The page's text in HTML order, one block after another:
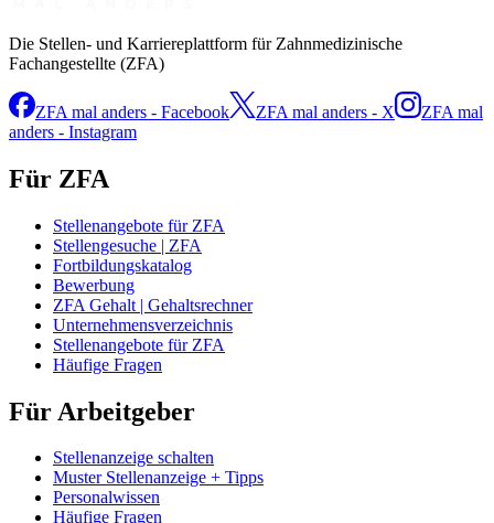
Die Stellen- und Karriereplattform für Zahnmedizinische
Fachangestellte (ZFA)
ZFA mal anders - Facebook ZFA mal anders - X
ZFA mal
anders - Instagram
Für ZFA
Stellenangebote für ZFA
Stellengesuche | ZFA
Fortbildungskatalog
Bewerbung
ZFA Gehalt | Gehaltsrechner
Unternehmensverzeichnis
Stellenangebote für ZFA
Häufige Fragen
Für Arbeitgeber
Stellenanzeige schalten
Muster Stellenanzeige + Tipps
Personalwissen
Häufige Fragen